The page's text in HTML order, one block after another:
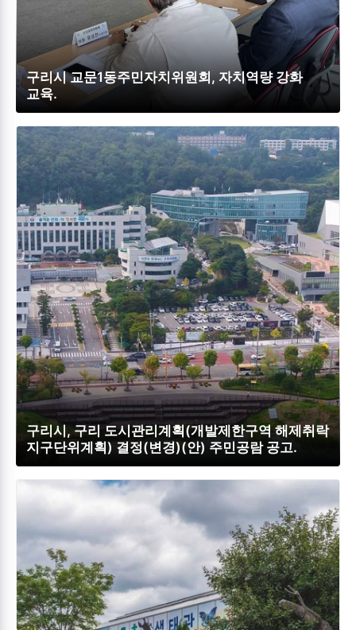
구리시 교문1동주민자치위원회, 자치역량 강화
교육.
구리시, 구리 도시관리계획(개발제한구역 해제취락
지구단위계획) 결정(변경)(안) 주민공람 공고.